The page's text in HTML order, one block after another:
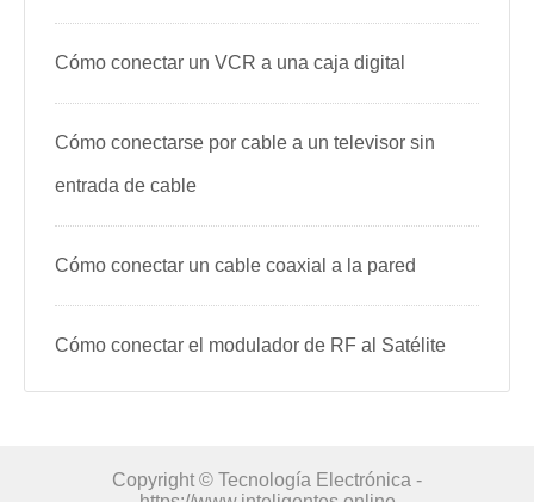
Cómo conectar un VCR a una caja digital
Cómo conectarse por cable a un televisor sin
entrada de cable
Cómo conectar un cable coaxial a la pared
Cómo conectar el modulador de RF al Satélite
Copyright © Tecnología Electrónica -